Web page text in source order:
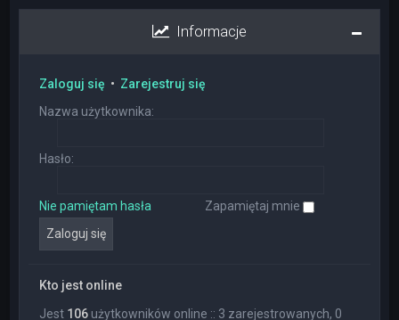
Informacje
Zaloguj się • Zarejestruj się
Nazwa użytkownika:
Hasło:
Nie pamiętam hasła Zapamiętaj mnie
Kto jest online
Jest 106 użytkowników online :: 3 zarejestrowanych, 0